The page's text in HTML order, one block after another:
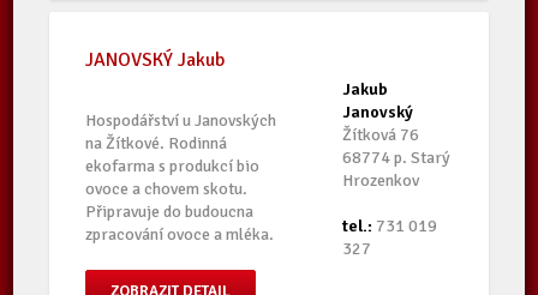
Jakub
Janovský
Žítková 76
68774 p. Starý
Hrozenkov
tel.: 731 019
327
JANOVSKÝ Jakub
Hospodářství u Janovských
na Žítkové. Rodinná
ekofarma s produkcí bio
ovoce a chovem skotu.
Připravuje do budoucna
zpracování ovoce a mléka.